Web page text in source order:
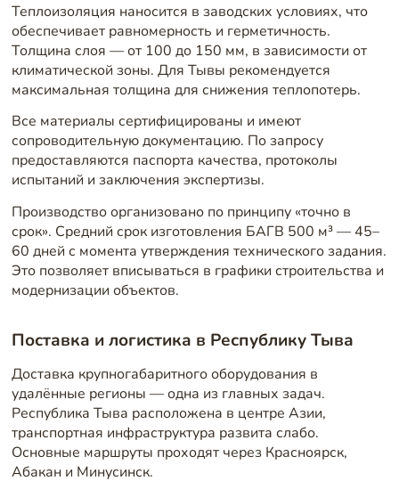
Теплоизоляция наносится в заводских условиях, что
обеспечивает равномерность и герметичность.
Толщина слоя — от 100 до 150 мм, в зависимости от
климатической зоны. Для Тывы рекомендуется
максимальная толщина для снижения теплопотерь.
Все материалы сертифицированы и имеют
сопроводительную документацию. По запросу
предоставляются паспорта качества, протоколы
испытаний и заключения экспертизы.
Производство организовано по принципу «точно в
срок». Средний срок изготовления БАГВ 500 м³ — 45–
60 дней с момента утверждения технического задания.
Это позволяет вписываться в графики строительства и
модернизации объектов.
Поставка и логистика в Республику Тыва
Доставка крупногабаритного оборудования в
удалённые регионы — одна из главных задач.
Республика Тыва расположена в центре Азии,
транспортная инфраструктура развита слабо.
Основные маршруты проходят через Красноярск,
Абакан и Минусинск.